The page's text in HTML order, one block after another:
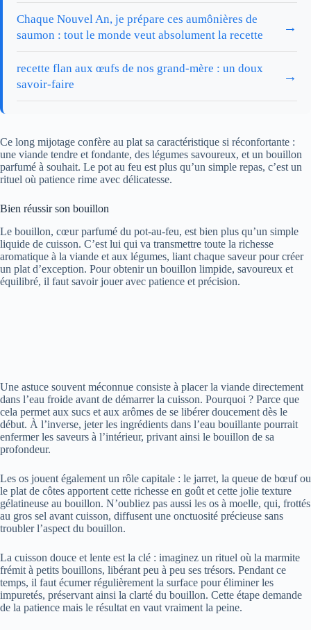
Chaque Nouvel An, je prépare ces aumônières de
saumon : tout le monde veut absolument la recette
→
recette flan aux œufs de nos grand-mère : un doux
savoir-faire
→
Ce long mijotage confère au plat sa caractéristique si réconfortante :
une viande tendre et fondante, des légumes savoureux, et un bouillon
parfumé à souhait. Le pot au feu est plus qu’un simple repas, c’est un
rituel où patience rime avec délicatesse.
Bien réussir son bouillon
Le bouillon, cœur parfumé du pot-au-feu, est bien plus qu’un simple
liquide de cuisson. C’est lui qui va transmettre toute la richesse
aromatique à la viande et aux légumes, liant chaque saveur pour créer
un plat d’exception. Pour obtenir un bouillon limpide, savoureux et
équilibré, il faut savoir jouer avec patience et précision.
Une astuce souvent méconnue consiste à placer la viande directement
dans l’eau froide avant de démarrer la cuisson. Pourquoi ? Parce que
cela permet aux sucs et aux arômes de se libérer doucement dès le
début. À l’inverse, jeter les ingrédients dans l’eau bouillante pourrait
enfermer les saveurs à l’intérieur, privant ainsi le bouillon de sa
profondeur.
Les os jouent également un rôle capitale : le jarret, la queue de bœuf ou
le plat de côtes apportent cette richesse en goût et cette jolie texture
gélatineuse au bouillon. N’oubliez pas aussi les os à moelle, qui, frottés
au gros sel avant cuisson, diffusent une onctuosité précieuse sans
troubler l’aspect du bouillon.
La cuisson douce et lente est la clé : imaginez un rituel où la marmite
frémit à petits bouillons, libérant peu à peu ses trésors. Pendant ce
temps, il faut écumer régulièrement la surface pour éliminer les
impuretés, préservant ainsi la clarté du bouillon. Cette étape demande
de la patience mais le résultat en vaut vraiment la peine.